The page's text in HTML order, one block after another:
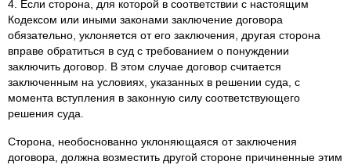
4. Если сторона, для которой в соответствии с настоящим
Кодексом или иными законами заключение договора
обязательно, уклоняется от его заключения, другая сторона
вправе обратиться в суд с требованием о понуждении
заключить договор. В этом случае договор считается
заключенным на условиях, указанных в решении суда, с
момента вступления в законную силу соответствующего
решения суда.
Сторона, необоснованно уклоняющаяся от заключения
договора, должна возместить другой стороне причиненные этим